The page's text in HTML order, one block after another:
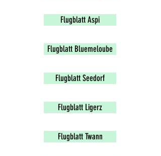
Flugblatt Aspi
Flugblatt Bluemeloube
Flugblatt Seedorf
Flugblatt Ligerz
Flugblatt Twann